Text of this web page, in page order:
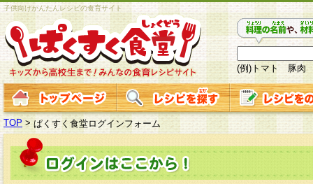
子供向けかんたんレシピの食育サイト
(例)トマト 豚肉
TOP > ぱくすく食堂ログインフォーム